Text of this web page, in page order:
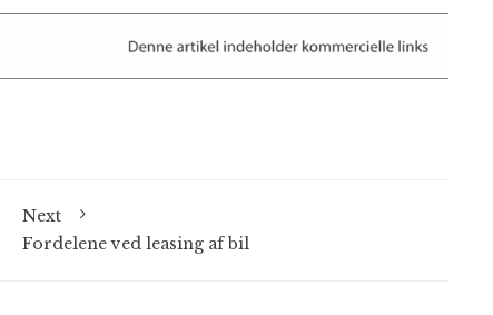
Next
Fordelene ved leasing af bil